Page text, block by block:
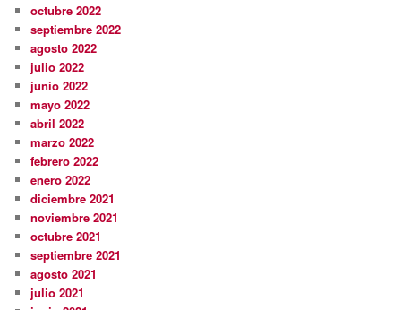
octubre 2022
septiembre 2022
agosto 2022
julio 2022
junio 2022
mayo 2022
abril 2022
marzo 2022
febrero 2022
enero 2022
diciembre 2021
noviembre 2021
octubre 2021
septiembre 2021
agosto 2021
julio 2021